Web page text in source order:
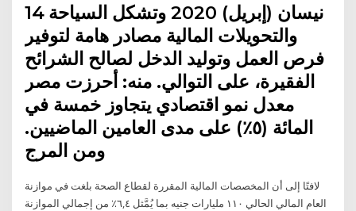
14 نيسان (إبريل) 2020 وتشكل السياحة
والتحويلات المالية مصادر هامة لتوفير
فرص العمل وتوليد الدخل لصالح الشرائح
الفقيرة، على التوالي. منه: أحرزت مصر
معدل نمو اقتصادي يتجاوز خمسة في
المائة (٥٪) على مدى العامين الماضيين.
ومن المرج
لافتًا إلى أن المخصصات المالية المقررة لقطاع الصحة بلغت في موازنة
العام المالي الحالي ١١٠ مليارات جنيه بما يُمَّثل ٦,٤٪ من إجمالي الموازنة